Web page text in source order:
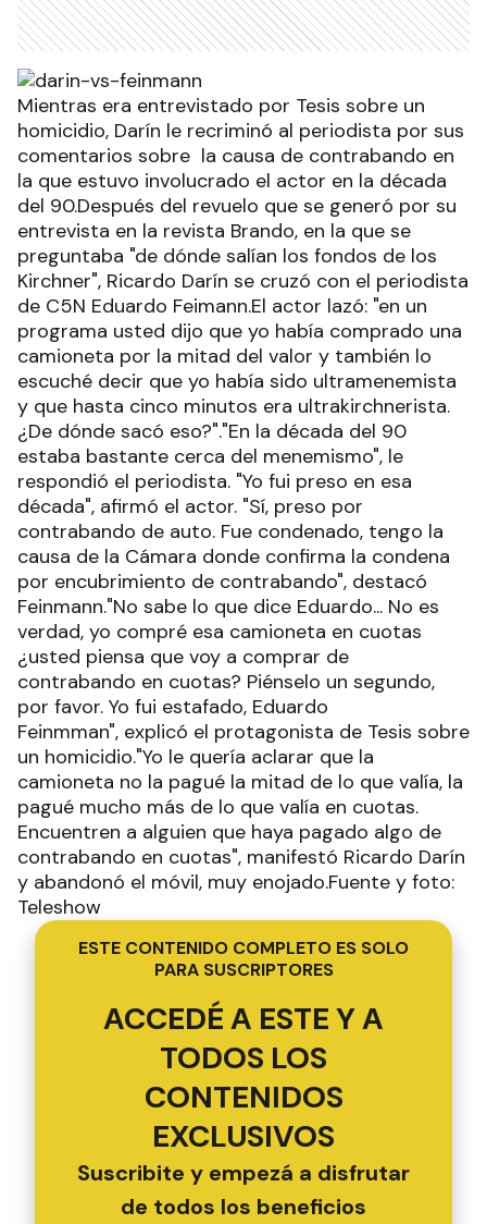
Mientras era entrevistado por Tesis sobre un
homicidio, Darín le recriminó al periodista por sus
comentarios sobre la causa de contrabando en
la que estuvo involucrado el actor en la década
del 90.Después del revuelo que se generó por su
entrevista en la revista Brando, en la que se
preguntaba "de dónde salían los fondos de los
Kirchner", Ricardo Darín se cruzó con el periodista
de C5N Eduardo Feimann.El actor lazó: "en un
programa usted dijo que yo había comprado una
camioneta por la mitad del valor y también lo
escuché decir que yo había sido ultramenemista
y que hasta cinco minutos era ultrakirchnerista.
¿De dónde sacó eso?"."En la década del 90
estaba bastante cerca del menemismo", le
respondió el periodista. "Yo fui preso en esa
década", afirmó el actor. "Sí, preso por
contrabando de auto. Fue condenado, tengo la
causa de la Cámara donde confirma la condena
por encubrimiento de contrabando", destacó
Feinmann."No sabe lo que dice Eduardo... No es
verdad, yo compré esa camioneta en cuotas
¿usted piensa que voy a comprar de
contrabando en cuotas? Piénselo un segundo,
por favor. Yo fui estafado, Eduardo
Feinmman", explicó el protagonista de Tesis sobre
un homicidio."Yo le quería aclarar que la
camioneta no la pagué la mitad de lo que valía, la
pagué mucho más de lo que valía en cuotas.
Encuentren a alguien que haya pagado algo de
contrabando en cuotas", manifestó Ricardo Darín
y abandonó el móvil, muy enojado.Fuente y foto:
Teleshow
ESTE CONTENIDO COMPLETO ES SOLO
PARA SUSCRIPTORES
ACCEDÉ A ESTE Y A
TODOS LOS
CONTENIDOS
EXCLUSIVOS
Suscribite y empezá a disfrutar
de todos los beneficios